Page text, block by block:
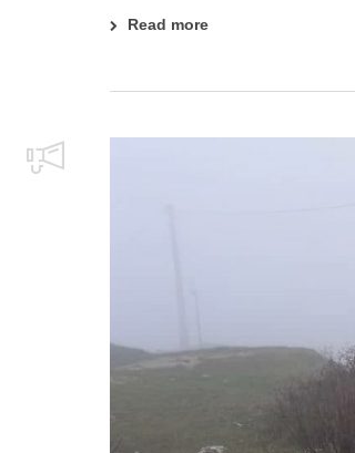
Read more